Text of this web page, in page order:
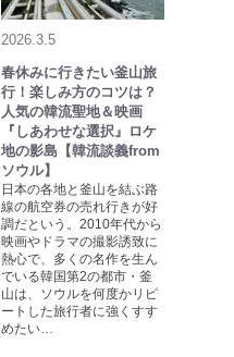
2026.3.5
春休みに行きたい釜山旅
行！楽しみ方のコツは？
人気の韓流聖地＆映画
『しあわせな選択』ロケ
地の影島【韓流談義from
ソウル】
日本の各地と釜山を結ぶ路
線の航空券の売れ行きが好
調だという。2010年代から
映画やドラマの撮影誘致に
熱心で、多くの名作を生ん
でいる韓国第2の都市・釜
山は、ソウルを何度かリピ
ートした旅行者に強くすす
めたい…